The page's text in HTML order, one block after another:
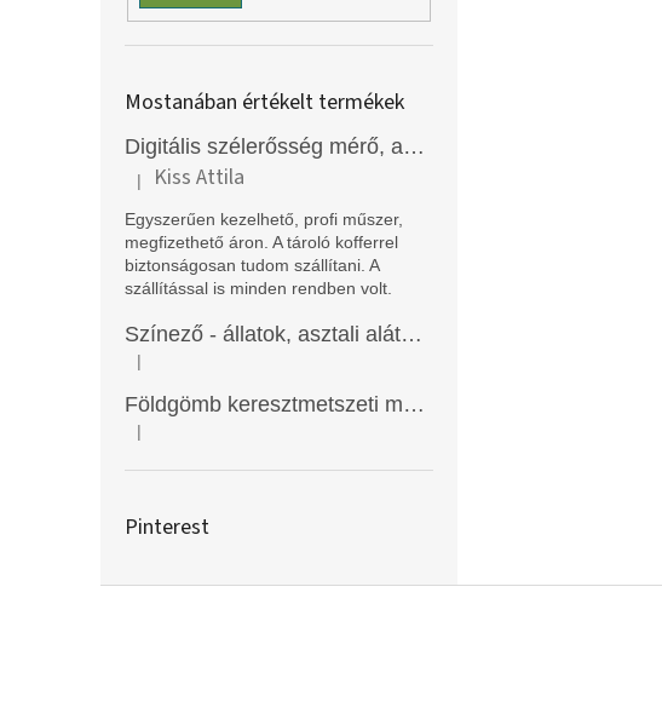
Mostanában értékelt termékek
Digitális szélerősség mérő, anemométer, EM2250
A termék értékelése 5-ből 5 csillag.
| Kiss Attila
Egyszerűen kezelhető, profi műszer,
megfizethető áron. A tároló kofferrel
biztonságosan tudom szállítani. A
szállítással is minden rendben volt.
Színező - állatok, asztali alátét, Funny Mat
A termék értékelése 5-ből 5 csillag.
|
Földgömb keresztmetszeti modell
A termék értékelése 5-ből 5 csillag.
|
Pinterest